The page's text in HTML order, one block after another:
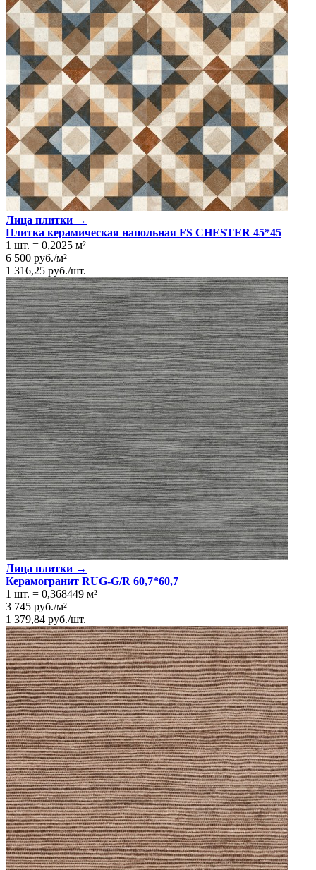
Лица плитки →
Плитка керамическая напольная FS CHESTER 45*45
1 шт. = 0,2025 м²
6 500 руб./м²
1 316,25 руб./шт.
Лица плитки →
Керамогранит RUG-G/R 60,7*60,7
1 шт. = 0,368449 м²
3 745 руб./м²
1 379,84 руб./шт.